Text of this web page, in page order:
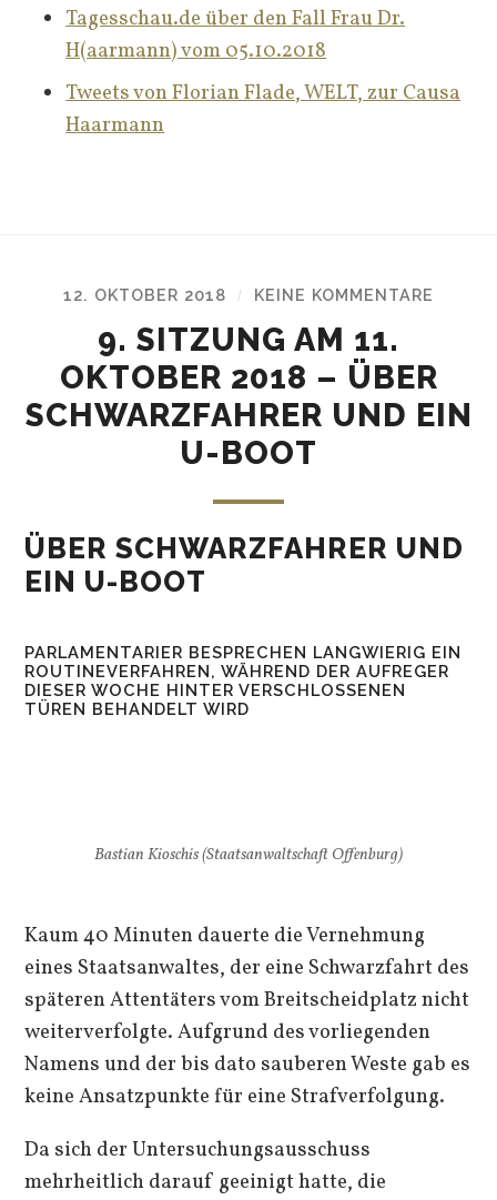
Tagesschau.de über den Fall Frau Dr.
H(aarmann) vom 05.10.2018
Tweets von Florian Flade, WELT, zur Causa
Haarmann
12. OKTOBER 2018 / KEINE KOMMENTARE
9. SITZUNG AM 11.
OKTOBER 2018 – ÜBER
SCHWARZFAHRER UND EIN
U-BOOT
ÜBER SCHWARZFAHRER UND
EIN U-BOOT
PARLAMENTARIER BESPRECHEN LANGWIERIG EIN
ROUTINEVERFAHREN, WÄHREND DER AUFREGER
DIESER WOCHE HINTER VERSCHLOSSENEN
TÜREN BEHANDELT WIRD
Bastian Kioschis (Staatsanwaltschaft Offenburg)
Kaum 40 Minuten dauerte die Vernehmung
eines Staatsanwaltes, der eine Schwarzfahrt des
späteren Attentäters vom Breitscheidplatz nicht
weiterverfolgte. Aufgrund des vorliegenden
Namens und der bis dato sauberen Weste gab es
keine Ansatzpunkte für eine Strafverfolgung.
Da sich der Untersuchungsausschuss
mehrheitlich darauf geeinigt hatte, die